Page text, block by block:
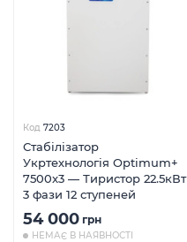
Код 7203
Стабілізатор
Укртехнологія Optimum+
7500x3 — Тиристор 22.5кВт
3 фази 12 ступеней
54 000 грн
НЕМАЄ В НАЯВНОСТІ